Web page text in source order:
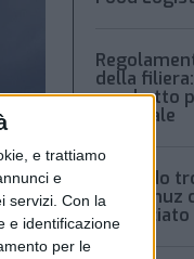
e trattiamo
e
servizi. Con la
e identificazione
per le
della
pacchetto
aziendale
“Accordo
di Hormuz
annunciato